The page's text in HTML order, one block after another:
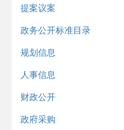
提案议案
政务公开标准目录
规划信息
人事信息
财政公开
政府采购